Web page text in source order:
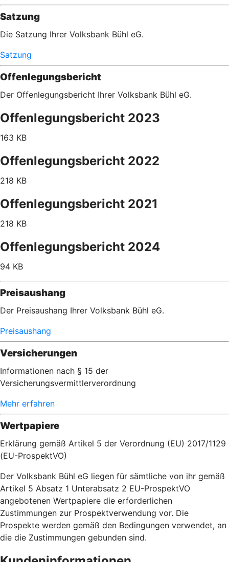
Satzung
Die Satzung Ihrer Volksbank Bühl eG.
Satzung
Offenlegungsbericht
Der Offenlegungsbericht Ihrer Volksbank Bühl eG.
Offenlegungsbericht 2023
163 KB
Offenlegungsbericht 2022
218 KB
Offenlegungsbericht 2021
218 KB
Offenlegungsbericht 2024
94 KB
Preisaushang
Der Preisaushang Ihrer Volksbank Bühl eG.
Preisaushang
Versicherungen
Informationen nach § 15 der
Versicherungsvermittlerverordnung
Mehr erfahren
Wertpapiere
Erklärung gemäß Artikel 5 der Verordnung (EU) 2017/1129
(EU-ProspektVO)
Der Volksbank Bühl eG liegen für sämtliche von ihr gemäß
Artikel 5 Absatz 1 Unterabsatz 2 EU-ProspektVO
angebotenen Wertpapiere die erforderlichen
Zustimmungen zur Prospektverwendung vor. Die
Prospekte werden gemäß den Bedingungen verwendet, an
die die Zustimmungen gebunden sind.